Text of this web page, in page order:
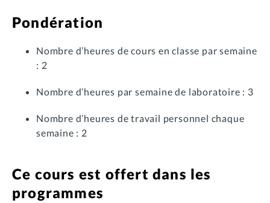
Pondération
Nombre d’heures de cours en classe par semaine
: 2
Nombre d’heures par semaine de laboratoire : 3
Nombre d’heures de travail personnel chaque
semaine : 2
Ce cours est offert dans les
programmes